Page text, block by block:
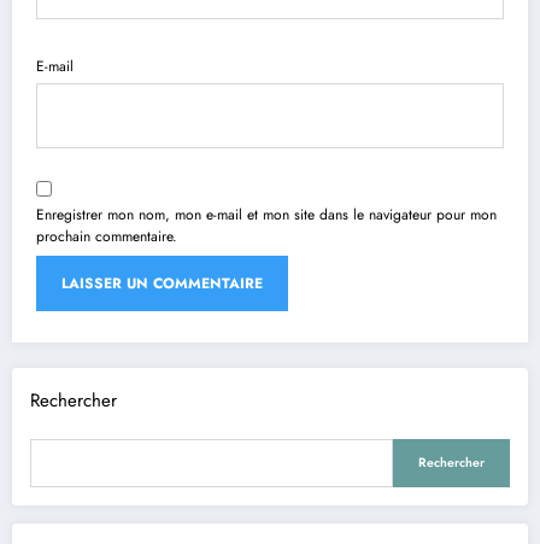
E-mail
Enregistrer mon nom, mon e-mail et mon site dans le navigateur pour mon
prochain commentaire.
Rechercher
Rechercher